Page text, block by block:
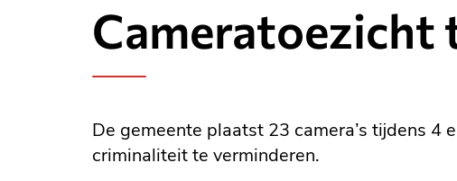
&
weten
Cameratoezicht
De gemeente plaatst 23 camera’s tijdens
criminaliteit te verminderen.